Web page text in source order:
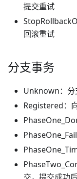
提交重试
回滚重试
分支事务
Unknown：分
Registered：